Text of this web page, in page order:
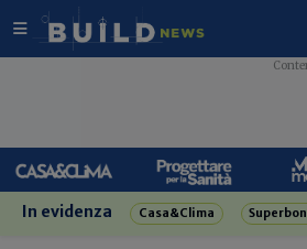
In evidenza Casa&Clima